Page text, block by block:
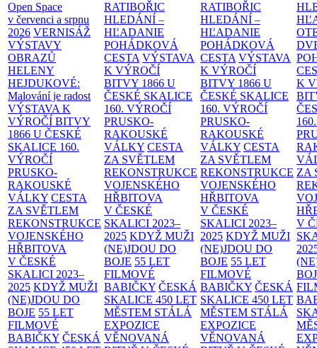
Open Space
v červenci a srpnu
2026 VERNISÁŽ
VÝSTAVY
OBRAZŮ
HELENY
HEJDUKOVÉ:
Malování je radost
VÝSTAVA K
VÝROČÍ BITVY
1866 U ČESKÉ
SKALICE 160.
VÝROČÍ
PRUSKO-
RAKOUSKÉ
VÁLKY CESTA
ZA SVĚTLEM
REKONSTRUKCE
VOJENSKÉHO
HŘBITOVA
V ČESKÉ
SKALICI 2023–
2025 KDYŽ MUŽI
(NE)JDOU DO
BOJE 55 LET
FILMOVÉ
BABIČKY ČESKÁ
RATIBOŘIC
HLEDÁNÍ –
HĽADANIE
POHÁDKOVÁ
CESTA VÝSTAVA
K VÝROČÍ
BITVY 1866 U
ČESKÉ SKALICE
160. VÝROČÍ
PRUSKO-
RAKOUSKÉ
VÁLKY CESTA
ZA SVĚTLEM
REKONSTRUKCE
VOJENSKÉHO
HŘBITOVA
V ČESKÉ
SKALICI 2023–
2025 KDYŽ MUŽI
(NE)JDOU DO
BOJE 55 LET
FILMOVÉ
BABIČKY ČESKÁ
SKALICE 450 LET
MĚSTEM STÁLÁ
EXPOZICE
VĚNOVANÁ
RATIBOŘIC
HLEDÁNÍ –
HĽADANIE
POHÁDKOVÁ
CESTA VÝSTAVA
K VÝROČÍ
BITVY 1866 U
ČESKÉ SKALICE
160. VÝROČÍ
PRUSKO-
RAKOUSKÉ
VÁLKY CESTA
ZA SVĚTLEM
REKONSTRUKCE
VOJENSKÉHO
HŘBITOVA
V ČESKÉ
SKALICI 2023–
2025 KDYŽ MUŽI
(NE)JDOU DO
BOJE 55 LET
FILMOVÉ
BABIČKY ČESKÁ
SKALICE 450 LET
MĚSTEM STÁLÁ
EXPOZICE
VĚNOVANÁ
K
ZA
V